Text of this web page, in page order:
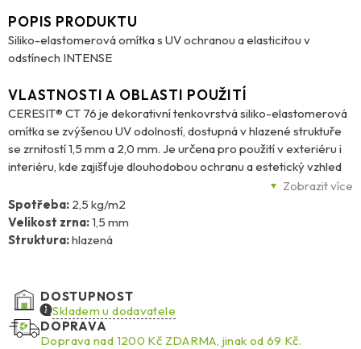
POPIS PRODUKTU
Siliko-elastomerová omítka s UV ochranou a elasticitou v
odstínech INTENSE
Zobrazit více
VLASTNOSTI A OBLASTI POUŽITÍ
CERESIT® CT 76 je dekorativní tenkovrstvá siliko-elastomerová
omítka se zvýšenou UV odolností, dostupná v hlazené struktuře
se zrnitostí 1,5 mm a 2,0 mm. Je určena pro použití v exteriéru i
interiéru, kde zajišťuje dlouhodobou ochranu a estetický vzhled
fasád i stěn. Díky technologii UV Protect, založené na UV
pohlcovačích a lapačích volných radikálů, má omítka
prodlouženou životnost, vysokou barevnou stálost a zvýšenou
odolnost vůči slunečnímu záření. Povrch se vyznačuje tzv.
a náhlým tepelným změnám, a lze ji aplikovat na beton, tradiční i
sádrové omítky nebo sádrokartonové desky. Dodává se v balení
25 kg.
Spotřeba: 2,5 kg/m2
Velikost zrna:1,5 mm
Struktura:hlazená
DOSTUPNOST
Skladem u dodavatele
DOPRAVA
Doprava nad 1200 Kč ZDARMA, jinak od 69 Kč.